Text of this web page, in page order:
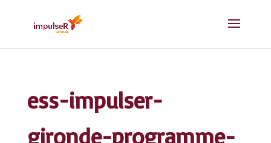
ess-impulser-
gironde-programme-